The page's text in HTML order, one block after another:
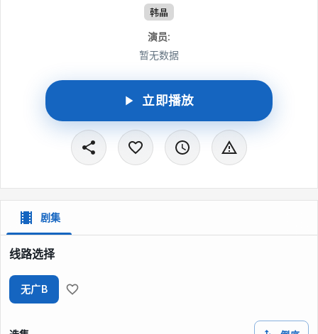
韩晶
演员:
暂无数据
立即播放
剧集
线路选择
无广B